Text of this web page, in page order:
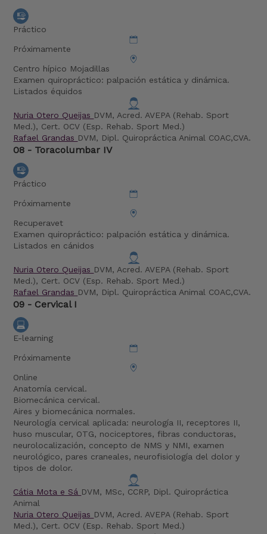
Práctico
Próximamente
Centro hípico Mojadillas
Examen quiropráctico: palpación estática y dinámica.
Listados équidos
Nuria Otero Queijas DVM, Acred. AVEPA (Rehab. Sport
Med.), Cert. OCV (Esp. Rehab. Sport Med.)
Rafael Grandas DVM, Dipl. Quiropráctica Animal COAC,CVA.
08 - Toracolumbar IV
Práctico
Próximamente
Recuperavet
Examen quiropráctico: palpación estática y dinámica.
Listados en cánidos
Nuria Otero Queijas DVM, Acred. AVEPA (Rehab. Sport
Med.), Cert. OCV (Esp. Rehab. Sport Med.)
Rafael Grandas DVM, Dipl. Quiropráctica Animal COAC,CVA.
09 - Cervical I
E-learning
Próximamente
Online
Anatomía cervical.
Biomecánica cervical.
Aires y biomecánica normales.
Neurología cervical aplicada: neurología II, receptores II,
huso muscular, OTG, nociceptores, fibras conductoras,
neurolocalización, concepto de NMS y NMI, examen
neurológico, pares craneales, neurofisiología del dolor y
tipos de dolor.
Cátia Mota e Sá DVM, MSc, CCRP, Dipl. Quiropráctica
Animal
Nuria Otero Queijas DVM, Acred. AVEPA (Rehab. Sport
Med.), Cert. OCV (Esp. Rehab. Sport Med.)